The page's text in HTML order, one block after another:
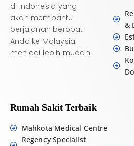
di Indonesia yang
akan membantu
perjalanan berobat
Anda ke Malaysia
menjadi lebih mudah.
&
Rumah Sakit Terbaik
Mahkota Medical Centre
Regency Specialist